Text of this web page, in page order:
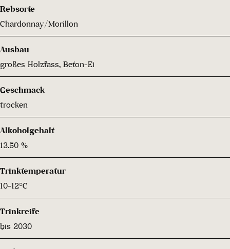
Rebsorte
Chardonnay/Morillon
Ausbau
großes Holzfass, Beton-Ei
Geschmack
trocken
Alkoholgehalt
13.50 %
Trinktemperatur
10-12°C
Trinkreife
bis 2030